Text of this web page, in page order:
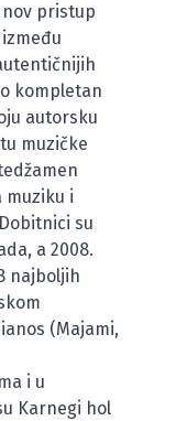
pristup
kompletan
autorsku
muzičke
muziku i
su
a 2008.
najboljih
(Majami,
i u
Karnegi hol